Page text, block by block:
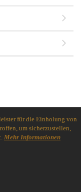
für die Einholung von
um sicherzustellen,
Mehr Informationen